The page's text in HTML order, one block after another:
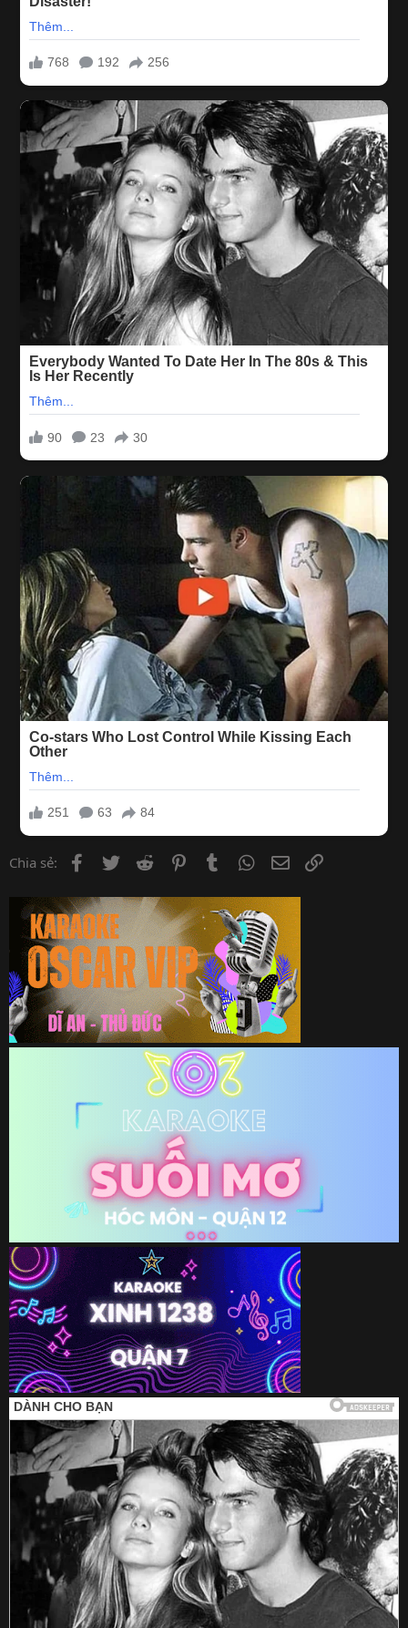
Chia sẻ: Facebook
Twitter Reddit PinterestTumblr WhatsApp
Email